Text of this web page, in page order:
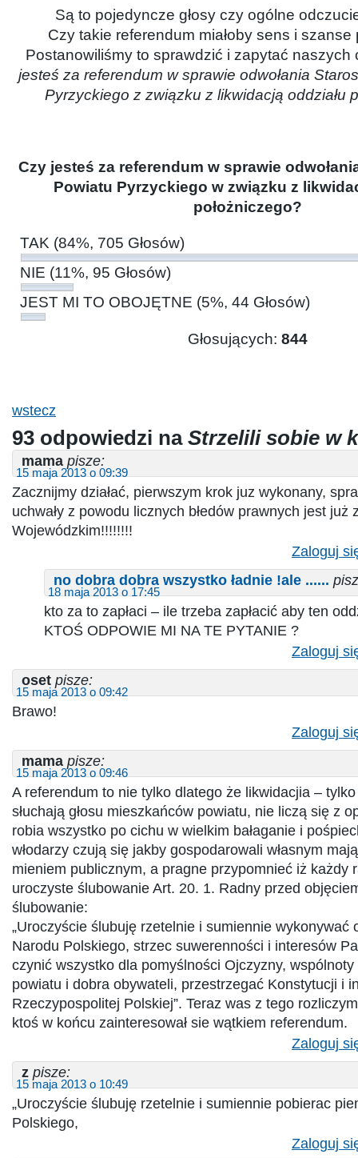
Są to pojedyncze głosy czy ogólne odczucie
Czy takie referendum miałoby sens i
Postanowiliśmy to sprawdzić i zapytać
jesteś za referendum w sprawie odwołania
Pyrzyckiego z związku z likwidacją oddziału
Czy jesteś za referendum w sprawie
Powiatu Pyrzyckiego w związku z
położniczego?
TAK (84%, 705 Głosów)
NIE (11%, 95 Głosów)
JEST MI TO OBOJĘTNE (5%, 44 Głosów)
Głosujących: 844
wstecz
93 odpowiedzi na Strzelili sobie w
mama pisze:
15 maja 2013 o 09:39
Zacznijmy działać, pierwszym krok juz wykonany,
uchwały z powodu licznych błedów prawnych jest już
Wojewódzkim!!!!!!!!
Zaloguj
no dobra dobra wszystko ładnie !ale ......
18 maja 2013 o 17:45
kto za to zapłaci – ile trzeba zapłacić aby ten
KTOŚ ODPOWIE MI NA TE PYTANIE ?
Zaloguj
oset pisze:
15 maja 2013 o 09:42
Brawo!
Zaloguj
mama pisze:
15 maja 2013 o 09:46
A referendum to nie tylko dlatego że likwidacjia –
słuchają głosu mieszkańców powiatu, nie liczą się z
robia wszystko po cichu w wielkim bałaganie i
włodarzy czują się jakby gospodarowali własnym
mieniem publicznym, a pragne przypomnieć iż każdy
uroczyste ślubowanie Art. 20. 1. Radny przed
ślubowanie:
„Uroczyście ślubuję rzetelnie i sumiennie wykonywać
Narodu Polskiego, strzec suwerenności i interesów
czynić wszystko dla pomyślności Ojczyzny,
powiatu i dobra obywateli, przestrzegać Konstytucji i
Rzeczypospolitej Polskiej”. Teraz was z tego
ktoś w końcu zainteresował sie wątkiem referendum.
Zaloguj
z pisze:
15 maja 2013 o 10:49
„Uroczyście ślubuję rzetelnie i sumiennie pobierac
Polskiego,
Zaloguj